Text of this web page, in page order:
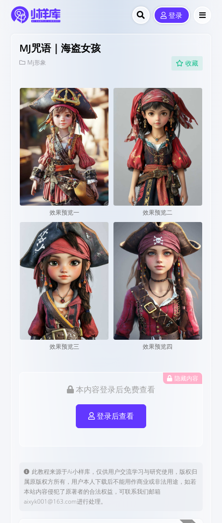
登录
MJ咒语｜海盗女孩
Mj形象 收藏
效果预览一 效果预览二
效果预览三 效果预览四
隐藏内容
本内容登录后免费查看
登录后查看
此教程来源于Ai小样库，仅供用户交流学习与研究使用，版权归
属原版权方所有，用户本人下载后不能用作商业或非法用途，如若
本站内容侵犯了原著者的合法权益，可联系我们邮箱
aixyk001@163.com进行处理。